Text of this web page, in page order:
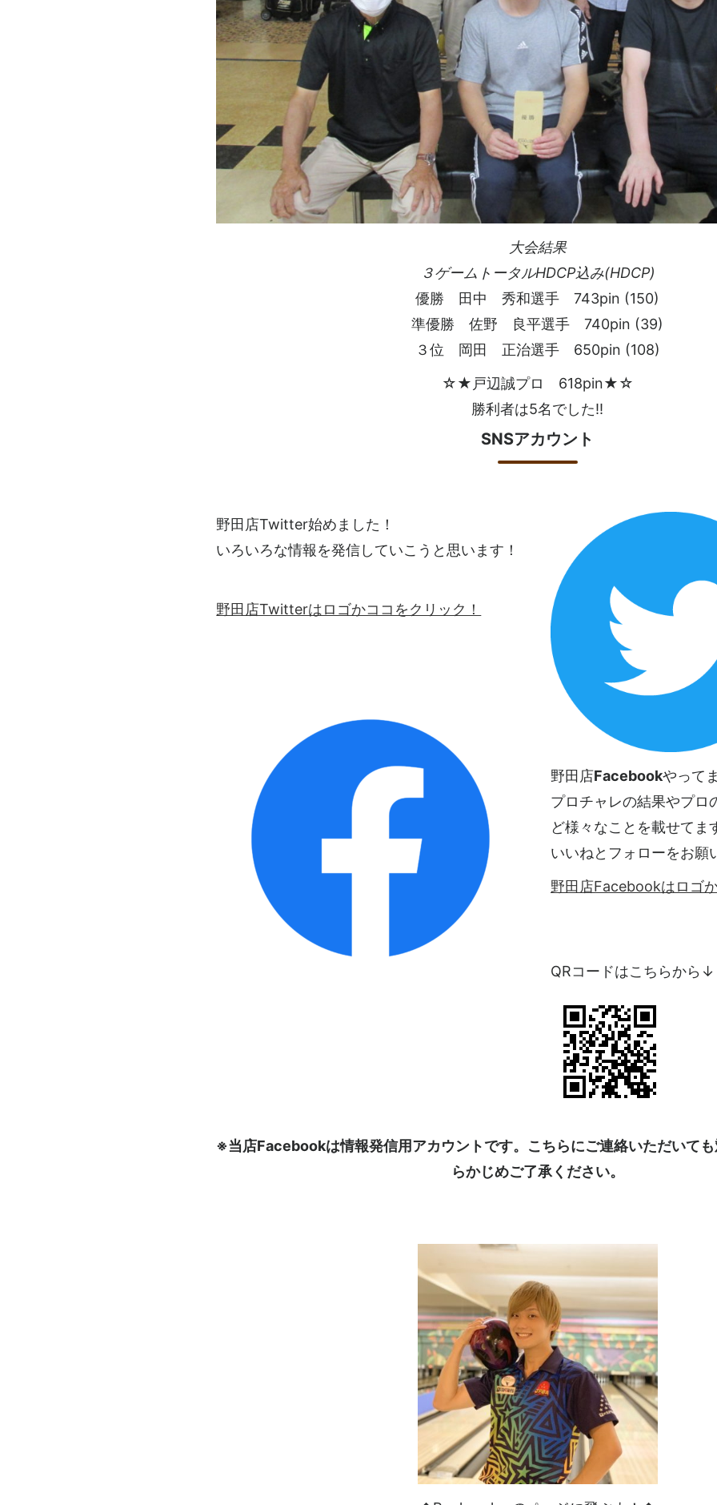
大会結果
３ゲームトータルHDCP込み(HDCP)
優勝 田中 秀和選手 743pin (150)
準優勝 佐野 良平選手 740pin (39)
３位 岡田 正治選手 650pin (108)
☆★戸辺誠プロ 618pin★☆
勝利者は5名でした!!
SNSアカウント
野田店Twitter始めました！
いろいろな情報を発信していこうと思います！
野田店Twitterはロゴかココをクリック！
野田店Facebookやって
プロチャレの結果やプロ
ど様々なことを載せてま
いいねとフォローをお願
野田店Facebookはロゴ
QRコードはこちらから↓
※当店Facebookは情報発信用アカウントです。こちらにご連絡いただいて
らかじめご了承ください。